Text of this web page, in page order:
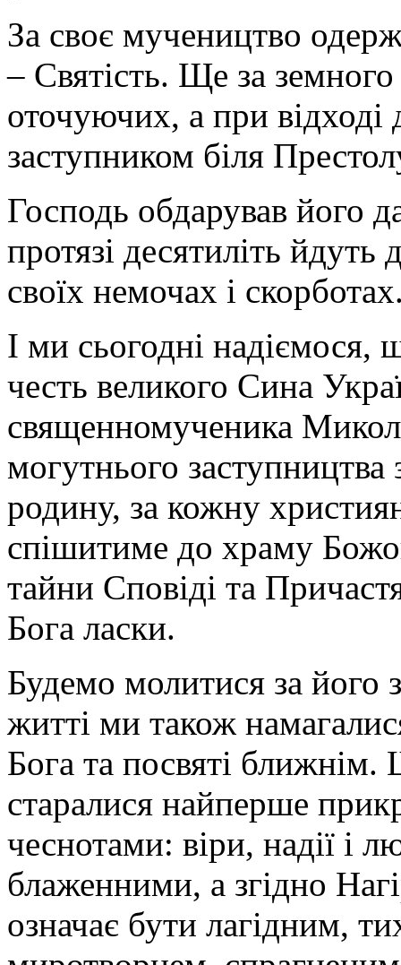
За своє мучеництво
– Святість. Ще за
оточуючих, а при відході
заступником біля
Господь обдарував його
протязі десятиліть
своїх немочах і
І ми сьогодні
честь великого Сина
священномученика
могутнього
родину, за кожну
спішитиме до храму
тайни Сповіді та
Бога ласки.
Будемо молитися за його
житті ми також
Бога та посвяті
старалися найперше
чеснотами: віри, надії і
блаженними, а згідно
означає бути лагідним,